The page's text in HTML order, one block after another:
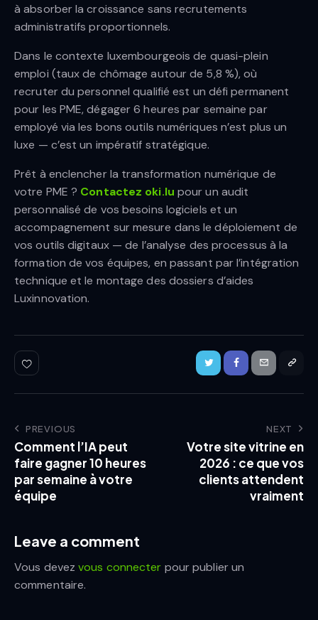
à absorber la croissance sans recrutements
administratifs proportionnels.
Dans le contexte luxembourgeois de quasi-plein
emploi (taux de chômage autour de 5,8 %), où
recruter du personnel qualifié est un défi permanent
pour les PME, dégager 6 heures par semaine par
employé via les bons outils numériques n’est plus un
luxe — c’est un impératif stratégique.
Prêt à enclencher la transformation numérique de
votre PME ? Contactez oki.lu pour un audit
personnalisé de vos besoins logiciels et un
accompagnement sur mesure dans le déploiement de
vos outils digitaux — de l’analyse des processus à la
formation de vos équipes, en passant par l’intégration
technique et le montage des dossiers d’aides
Luxinnovation.
PREVIOUS
Comment l’IA peut
faire gagner 10 heures
par semaine à votre
équipe
NEXT
Votre site vitrine en
2026 : ce que vos
clients attendent
vraiment
Leave a comment
Vous devezvous connecter pour publier un
commentaire.